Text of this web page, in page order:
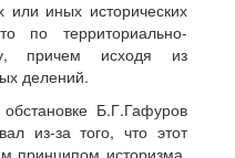
или иных исторических
по территориально-
причем исходя из
делений.
Б.Г.Гафуров
из-за того, что этот
принципом историзма,